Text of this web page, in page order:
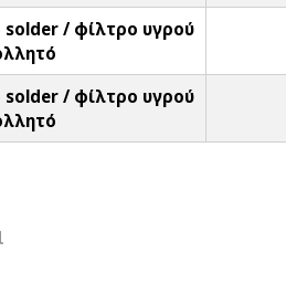
/ φίλτρο υγρού
/ φίλτρο υγρού